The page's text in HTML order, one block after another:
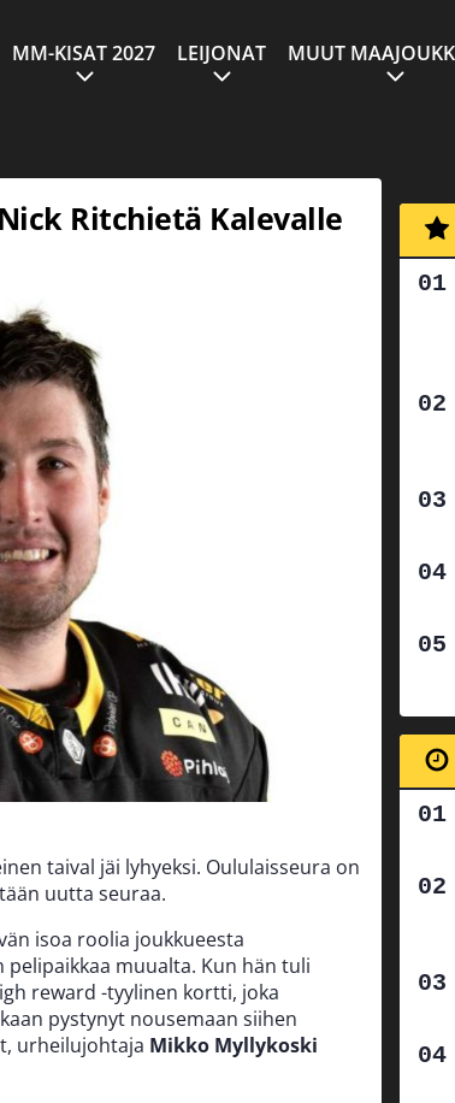
MM-KISAT 2027 LEIJONAT MUUT
Ritchietä Kalevalle
taival jäi lyhyeksi. Oululaisseura on
uutta seuraa.
isoa roolia joukkueesta
muualta. Kun hän tuli
reward -tyylinen kortti, joka
pystynyt nousemaan siihen
urheilujohtaja Mikko Myllykoski